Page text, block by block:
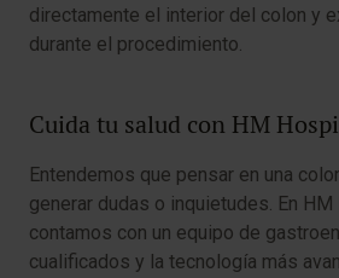
directamente el interior del colon y
durante el procedimiento.
Cuida tu salud con HM
Entendemos que pensar en una
generar dudas o inquietudes. En
contamos con un equipo de
cualificados y la tecnología más